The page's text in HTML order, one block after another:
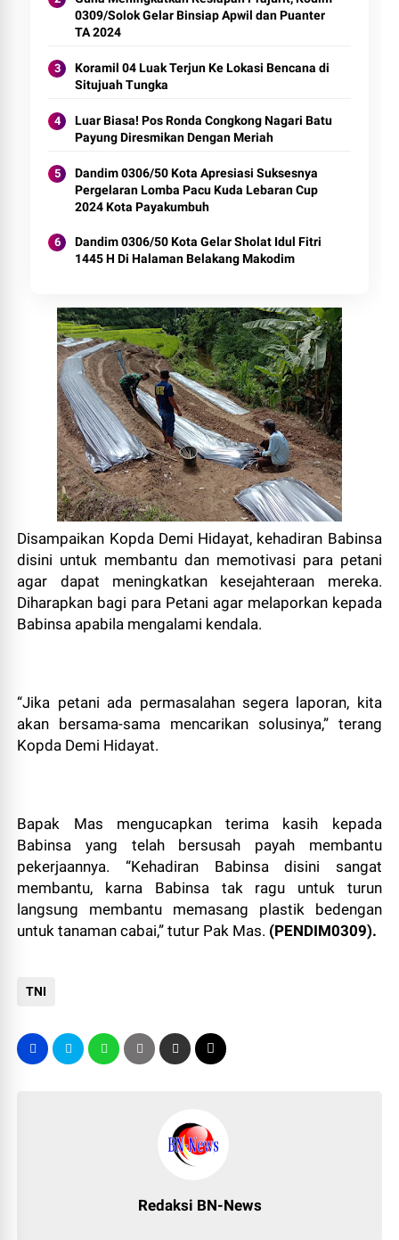
0309/Solok Gelar Binsiap Apwil dan Puanter
TA 2024
Koramil 04 Luak Terjun Ke Lokasi Bencana di
Situjuah Tungka
Luar Biasa! Pos Ronda Congkong Nagari Batu
Payung Diresmikan Dengan Meriah
Dandim 0306/50 Kota Apresiasi Suksesnya
Pergelaran Lomba Pacu Kuda Lebaran Cup
2024 Kota Payakumbuh
Dandim 0306/50 Kota Gelar Sholat Idul Fitri
1445 H Di Halaman Belakang Makodim
Disampaikan Kopda Demi Hidayat, kehadiran Babinsa
disini untuk membantu dan memotivasi para petani
agar dapat meningkatkan kesejahteraan mereka.
Diharapkan bagi para Petani agar melaporkan kepada
Babinsa apabila mengalami kendala.
“Jika petani ada permasalahan segera laporan, kita
akan bersama-sama mencarikan solusinya,” terang
Kopda Demi Hidayat.
Bapak Mas mengucapkan terima kasih kepada
Babinsa yang telah bersusah payah membantu
pekerjaannya. “Kehadiran Babinsa disini sangat
membantu, karna Babinsa tak ragu untuk turun
langsung membantu memasang plastik bedengan
untuk tanaman cabai,” tutur Pak Mas. (PENDIM0309).
TNI
Redaksi BN-News